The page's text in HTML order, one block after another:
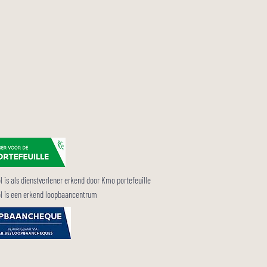
is als dienstverlener erkend door Kmo portefeuille
is een erkend loopbaancentrum